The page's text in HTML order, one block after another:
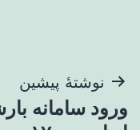
راهبری
نوشته
نوشتهٔ پیشین
ورود سامانه